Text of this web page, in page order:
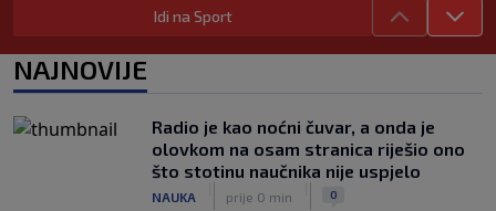
NOGOMET
prije 3 h
Kako je Gianni Infantino uspio uništiti
Mundijal: Od fudbala do Trumpa,
milijardi i rata s UEFA-om
Idi na Sport
NAJNOVIJE
Radio je kao noćni čuvar, a onda je
olovkom na osam stranica riješio ono
što stotinu naučnika nije uspjelo
NAUKA prije 0 min 0